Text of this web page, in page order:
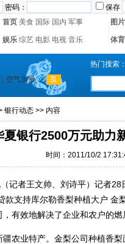
密码： 保存
首页 美食 国际 国内 军事 图片
娱乐 综艺 电影 电视 音乐 体育
热门搜索：
银行动态 >> 内容
夏银行2500万元助力
时间：2011/10/2
记者王文帅、刘诗平）记者28
款支持库尔勒香梨种植大户 金
有效地解决了企业和农户的燃
疆农业特产。金梨公司种植香